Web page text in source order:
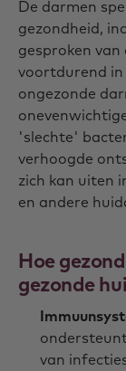
De darmen
gezondheid,
gesproken
voortdurend in
ongezonde
'slechte'
verhoogde
zich kan uiten
en andere
Hoe
gezonde
van